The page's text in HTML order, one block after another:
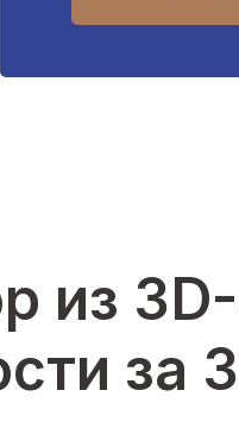
из
за